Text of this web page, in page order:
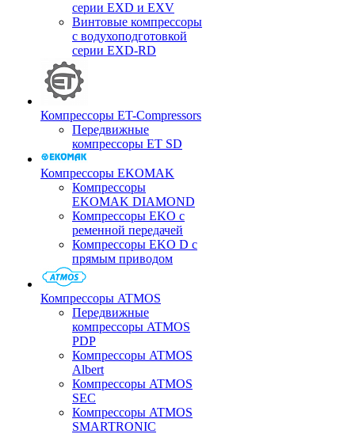
серии EXD и EXV
Винтовые компрессоры
с водухоподготовкой
серии EXD-RD
Компрессоры ET-Compressors
Передвижные
компрессоры ET SD
Компрессоры EKOMAK
Компрессоры
EKOMAK DIAMOND
Компрессоры EKO c
ременной передачей
Компрессоры EKO D с
прямым приводом
Компрессоры ATMOS
Передвижные
компрессоры ATMOS
PDP
Компрессоры ATMOS
Albert
Компрессоры ATMOS
SEC
Компрессоры ATMOS
SMARTRONIC